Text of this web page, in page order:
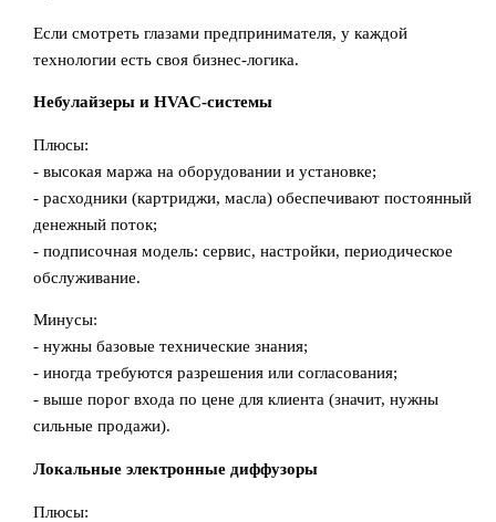
Если смотреть глазами предпринимателя, у каждой
технологии есть своя бизнес-логика.
Небулайзеры и HVAC-системы
Плюсы:
- высокая маржа на оборудовании и установке;
- расходники (картриджи, масла) обеспечивают постоянный
денежный поток;
- подписочная модель: сервис, настройки, периодическое
обслуживание.
Минусы:
- нужны базовые технические знания;
- иногда требуются разрешения или согласования;
- выше порог входа по цене для клиента (значит, нужны
сильные продажи).
Локальные электронные диффузоры
Плюсы: